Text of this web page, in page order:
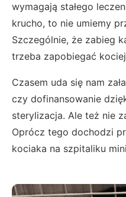
wymagają stałego
krucho, to nie umiemy
Szczególnie, że zabieg
trzeba zapobiegać
Czasem uda się nam
czy dofinansowanie
sterylizacja. Ale też nie
Oprócz tego dochodzi
kociaka na szpitaliku